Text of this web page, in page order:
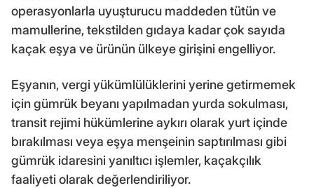
operasyonlarla uyuşturucu maddeden tütün ve
mamullerine, tekstilden gıdaya kadar çok sayıda
kaçak eşya ve ürünün ülkeye girişini engelliyor.
Eşyanın, vergi yükümlülüklerini yerine getirmemek
için gümrük beyanı yapılmadan yurda sokulması,
transit rejimi hükümlerine aykırı olarak yurt içinde
bırakılması veya eşya menşeinin saptırılması gibi
gümrük idaresini yanıltıcı işlemler, kaçakçılık
faaliyeti olarak değerlendiriliyor.